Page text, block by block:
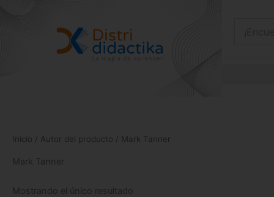
Inicio / Autor del producto / Mark Tanner
Mark Tanner
Mostrando el único resultado